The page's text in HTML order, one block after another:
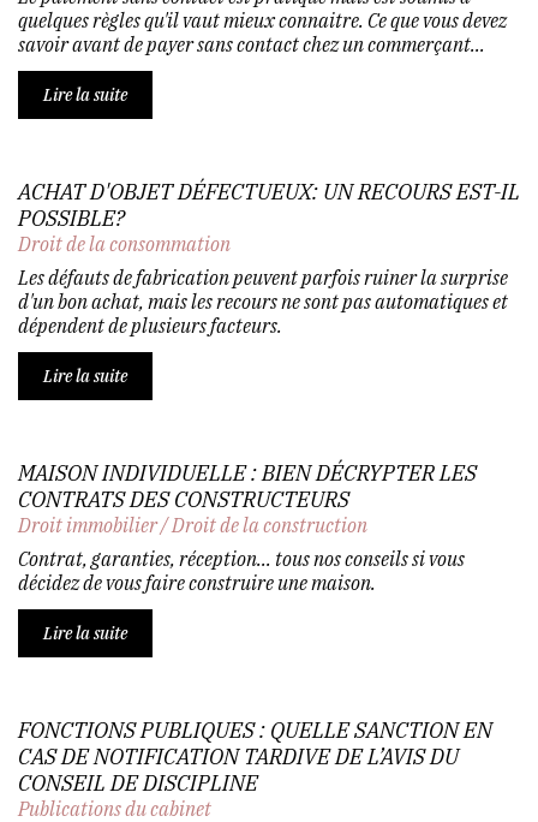
quelques règles qu'il vaut mieux connaitre. Ce que vous devez
savoir avant de payer sans contact chez un commerçant...
Lire la suite
ACHAT D'OBJET DÉFECTUEUX: UN RECOURS EST-IL
POSSIBLE?
Droit de la consommation
Les défauts de fabrication peuvent parfois ruiner la surprise
d'un bon achat, mais les recours ne sont pas automatiques et
dépendent de plusieurs facteurs.
Lire la suite
MAISON INDIVIDUELLE : BIEN DÉCRYPTER LES
CONTRATS DES CONSTRUCTEURS
Droit immobilier/Droit de la construction
Contrat, garanties, réception... tous nos conseils si vous
décidez de vous faire construire une maison.
Lire la suite
FONCTIONS PUBLIQUES : QUELLE SANCTION EN
CAS DE NOTIFICATION TARDIVE DE L’AVIS DU
CONSEIL DE DISCIPLINE
Publications du cabinet